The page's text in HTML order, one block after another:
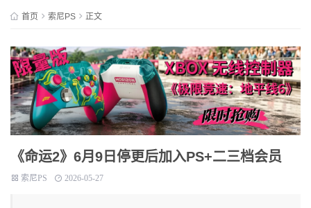
首页 索尼PS 正文
《命运2》6月9日停更后加入PS+二三档会员
索尼PS 2026-05-27